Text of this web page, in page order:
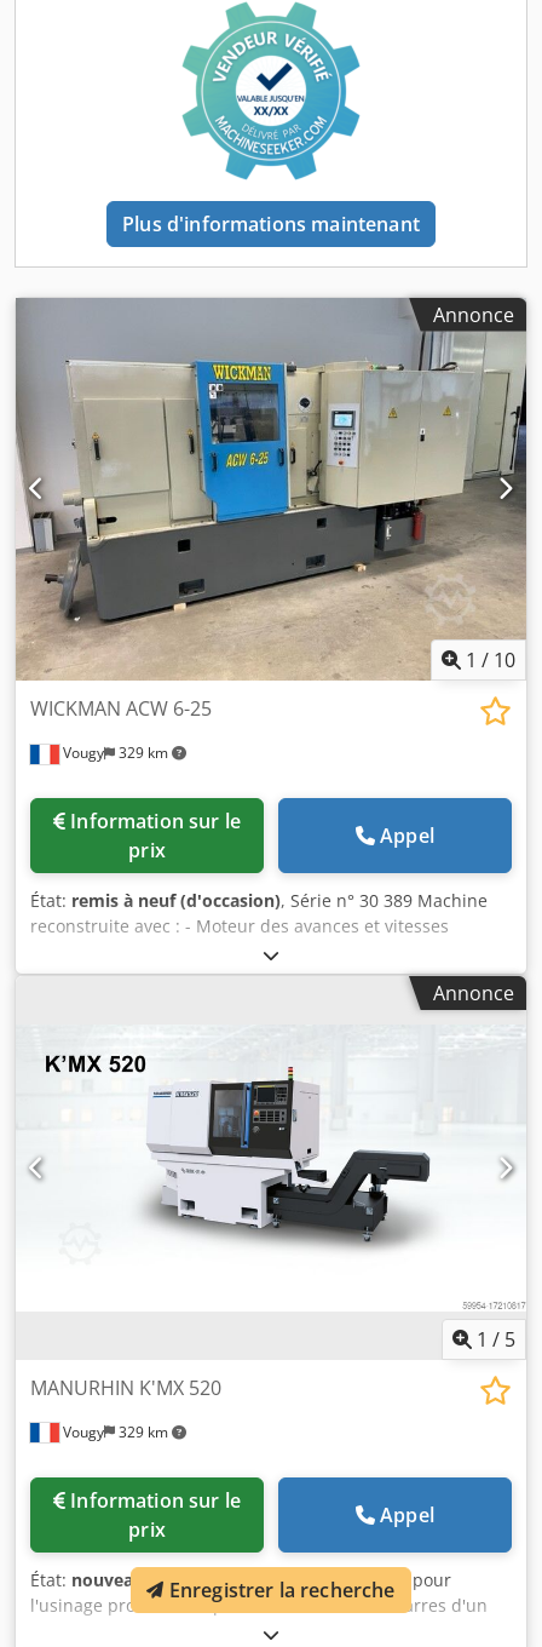
Plus d'informations maintenant
Annonce
1 / 10
Vougy 329 km
WICKMAN ACW 6-25
prix
Appel
État: remis à neuf (d'occasion), Série n° 30 389 Machine
reconstruite avec : - Moteur des avances et vitesses
broches AC - PLC Siemens Simatic HMI - Armoire électrique
neuve siemens Dwjdpoir Imcofx Acloa - Porte barre et son
support - 6 tubes d'avance - 6 tubes de serrage - Annonce
1 / 5
Vougy 329 km
MANURHIN K'MX 520
prix
Appel
État: nouveau
, MANURHIN K'MX 520 est conçu pour
l'usinage productif de pièces constituées de barres d'un
diamètre maximum de 20 mm. La machine est équipée de
Enregistrer la recherche